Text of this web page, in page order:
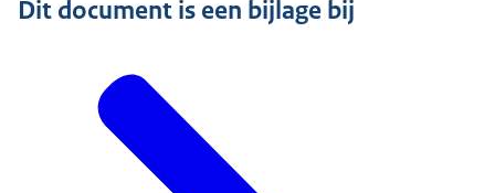
Dit document is een bijlage bij